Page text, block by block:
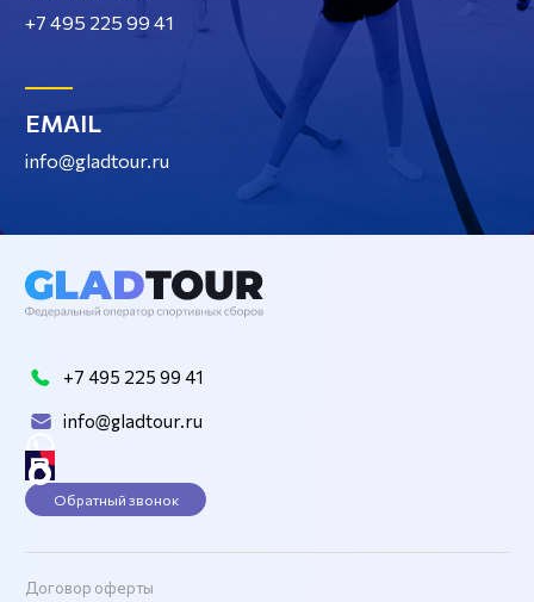
+7 495 225 99 41
EMAIL
info@gladtour.ru
+7 495 225 99 41
info@gladtour.ru
Обратный звонок
Договор оферты